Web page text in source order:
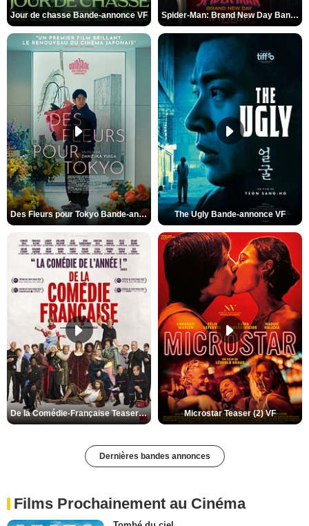
Jour de chasse Bande-annonce VF Spider-Man: Brand New Day Bande-annonce (3) VO STFR
Des Fleurs pour Tokyo Bande-annonce VO STFR The Ugly Bande-annonce VF
De la Comédie-Française Teaser (3) VF Microstar Teaser (2) VF
Dernières bandes annonces
Films Prochainement au Cinéma